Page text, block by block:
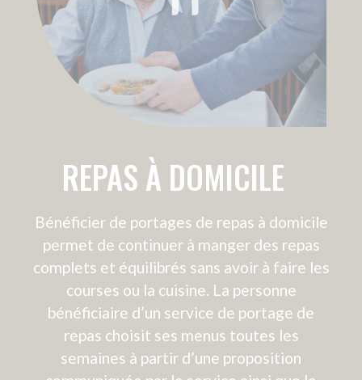
Dans le cas de la perte d’autonomie, il peut
être nécessaire d’adapter le logement du
bénéficiaire. Amicial est en relation avec
différents acteurs proposant ce service.
Toujours en tant qu’intermédiaire, Amicial
intervient pour faire coïncider le projet de
vie avec les aménagements nécessaires :
• ÉLARGISSEMENT DE PORTES
POUR LES FAUTEUILS
• INSTALLATION D’UNE RAMPE
D’ACCÈS
• INSTALLATION D’UNE DOUCHE
PLAIN-PIED